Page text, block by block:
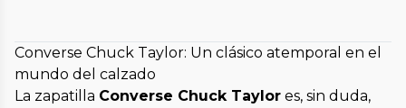
Converse Chuck Taylor: Un clásico atemporal en el
mundo del calzado
La zapatilla Converse Chuck Taylor es, sin duda,